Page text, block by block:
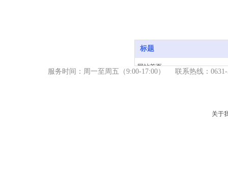
标题
网站首页
服务时间：周一至周五（9:00-17:00） 联系热线：
关于